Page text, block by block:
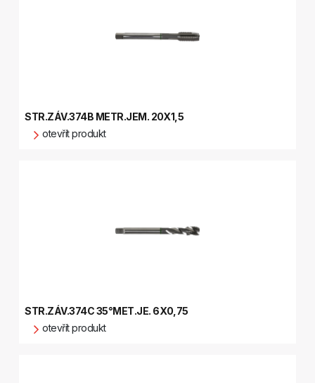
STR.ZÁV.374B METR.JEM. 20X1,5
otevřít produkt
STR.ZÁV.374C 35°MET.JE. 6X0,75
otevřít produkt